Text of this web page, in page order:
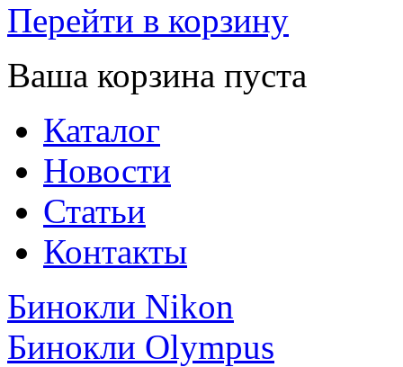
Перейти в корзину
Ваша корзина пуста
Каталог
Новости
Статьи
Контакты
Бинокли Nikon
Бинокли Olympus